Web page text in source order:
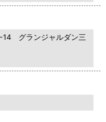
14 グランジャルダン三